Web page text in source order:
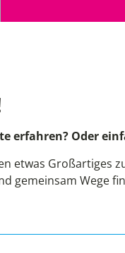
erfahren? Oder
etwas Großartiges
gemeinsam Wege